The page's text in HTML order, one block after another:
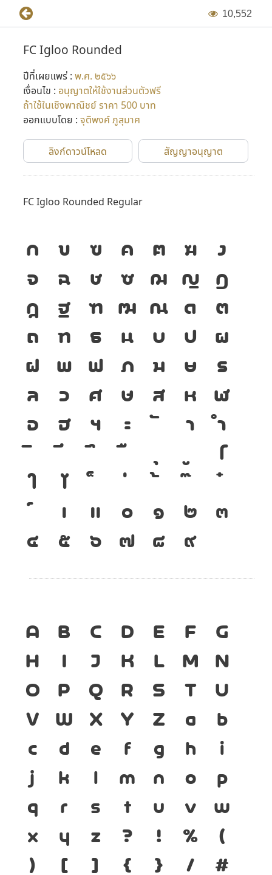
10,552
FC Igloo Rounded
ปีที่เผยแพร่ : พ.ศ. ๒๕๖๖
เงื่อนไข : อนุญาตให้ใช้งานส่วนตัวฟรี
ถ้าใช้ในเชิงพาณิชย์ ราคา 500 บาท
ออกแบบโดย : จุติพงศ์ ภูสุมาศ
ลิงก์ดาวน์โหลด สัญญาอนุญาต
FC Igloo Rounded Regular
ก ข ฃ ค ฅ ฆ
ง
จ
ฉ ช ซ ฌ ญ
ฎ
ฏ
ฐ ฑ ฒ ณ ด
ต
ถ
ท ธ น บ ป
ผ
ฝ
พ ฟ ภ ม ย
ร
ล
ว ศ ษ ส ห
ฬ
อ
ฮ ฯ ะ า
ำ
โ
ใ
ไ
เ
แ ๐ ๑ ๒
๓
๔
๕ ๖ ๗ ๘ ๙
A B C D E F
G
H
I J K L M
N
O
P Q R S T
U
V
W X Y Z a
b
c
d e f g h
i
j
k l m n o
p
q
r s t u v
w
x
y z ? ! %
(
)
[ ] { } /
#